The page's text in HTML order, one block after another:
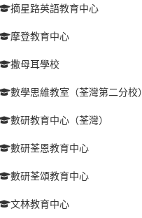
摘星路英語教育中心
摩登教育中心
撒母耳學校
數學思維教室（荃灣第二分校）
數研教育中心（荃灣）
數研荃恩教育中心
數研荃頌教育中心
文林教育中心